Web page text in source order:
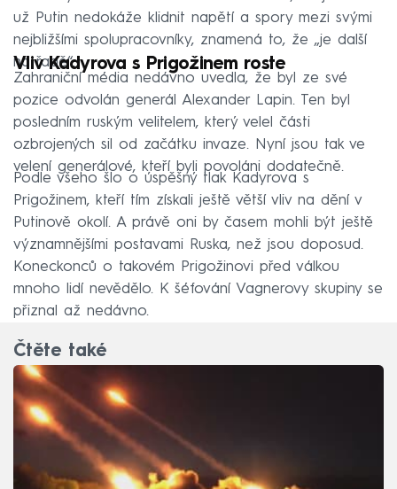
už Putin nedokáže klidnit napětí a spory mezi svými
nejbližšími spolupracovníky, znamená to, že „je další
na řadě“.
Vliv Kadyrova s Prigožinem roste
Zahraniční média nedávno uvedla, že byl ze své
pozice odvolán generál Alexander Lapin. Ten byl
posledním ruským velitelem, který velel části
ozbrojených sil od začátku invaze. Nyní jsou tak ve
velení generálové, kteří byli povoláni dodatečně.
Podle všeho šlo o úspěšný tlak Kadyrova s
Prigožinem, kteří tím získali ještě větší vliv na dění v
Putinově okolí. A právě oni by časem mohli být ještě
významnějšími postavami Ruska, než jsou doposud.
Koneckonců o takovém Prigožinovi před válkou
mnoho lidí nevědělo. K šéfování Vagnerovy skupiny se
přiznal až nedávno.
Čtěte také